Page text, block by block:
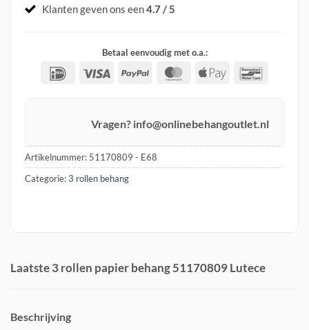
Klanten geven ons een4.7 / 5
Betaal eenvoudig met o.a.:
IDeal Visa PayPal MasterCard
Apple
Vragen? info@onlinebehangoutlet.nl
Artikelnummer: 51170809 - E68
Categorie:3 rollen behang
Laatste 3 rollen papier behang 51170809 Lutece
Beschrijving